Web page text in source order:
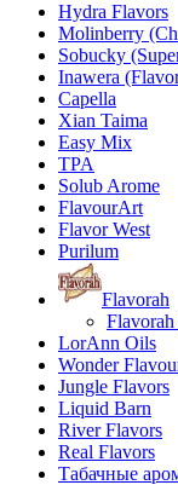
Hydra Flavors
Molinberry
Sobucky
Inawera
Capella
Xian Taima
Easy Mix
TPA
Solub Arome
FlavourArt
Flavor West
Purilum
Flavorah
LorAnn Oils
Wonder
Jungle Flavors
Liquid Barn
River Flavors
Real Flavors
Табачные